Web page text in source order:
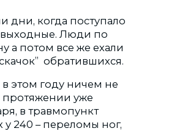
дни, когда поступало
выходные. Люди по
а потом все же ехали
обратившихся.
в этом году ничем не
протяжении уже
в травмопункт
у 240 – переломы ног,